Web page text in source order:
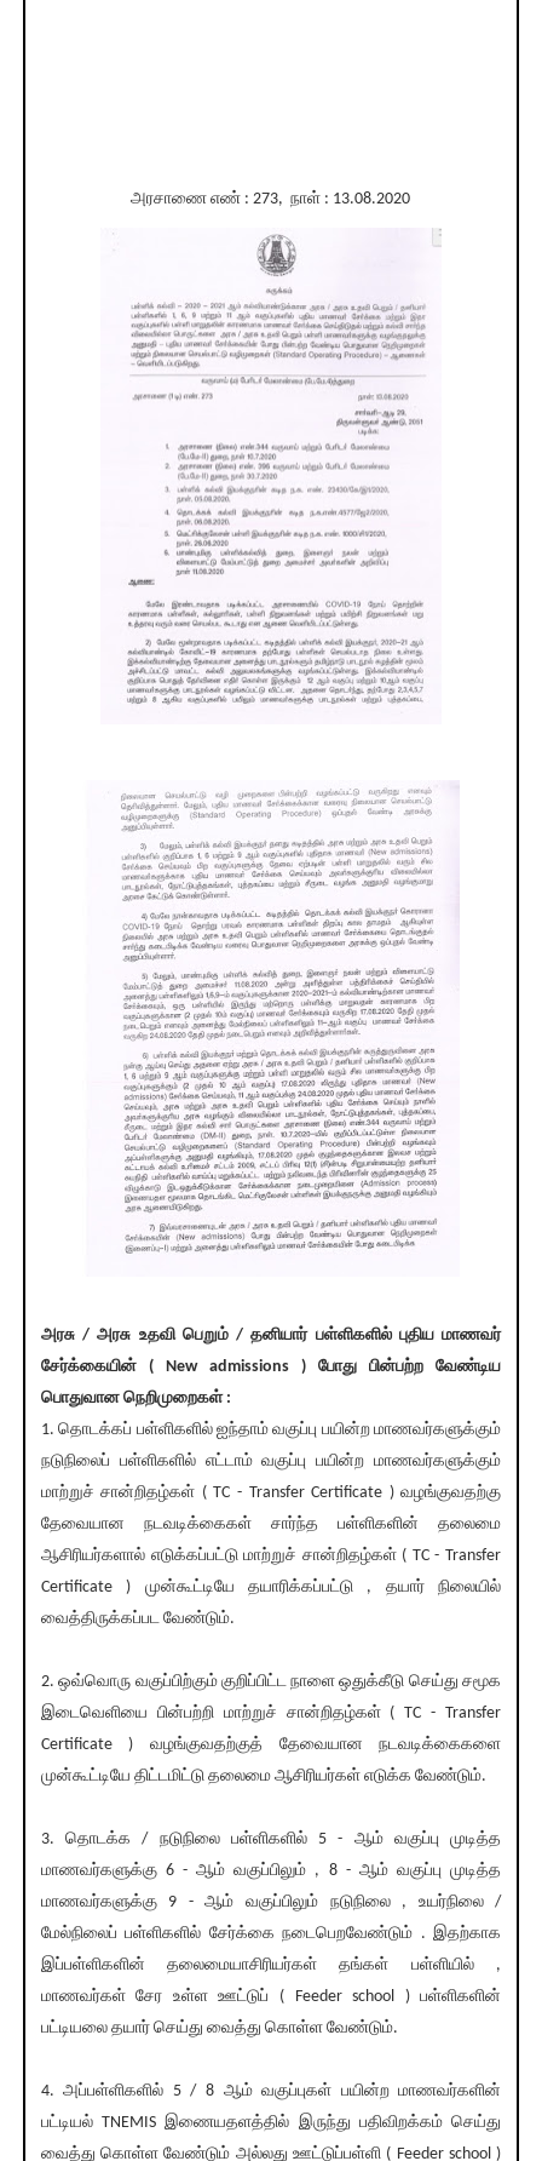
அரசாணை எண் : 273, நாள் : 13.08.2020
அரசு / அரசு உதவி பெறும் / தனியார் பள்ளிகளில் புதிய மாணவர்
சேர்க்கையின் ( New admissions ) போது பின்பற்ற வேண்டிய
பொதுவான நெறிமுறைகள் :
1. தொடக்கப் பள்ளிகளில் ஐந்தாம் வகுப்பு பயின்ற மாணவர்களுக்கும்
நடுநிலைப் பள்ளிகளில் எட்டாம் வகுப்பு பயின்ற மாணவர்களுக்கும்
மாற்றுச் சான்றிதழ்கள் ( TC - Transfer Certificate ) வழங்குவதற்கு
தேவையான நடவடிக்கைகள் சார்ந்த பள்ளிகளின் தலைமை
ஆசிரியர்களால் எடுக்கப்பட்டு மாற்றுச் சான்றிதழ்கள் ( TC - Transfer
Certificate ) முன்கூட்டியே தயாரிக்கப்பட்டு , தயார் நிலையில்
வைத்திருக்கப்பட வேண்டும்.
2. ஒவ்வொரு வகுப்பிற்கும் குறிப்பிட்ட நாளை ஒதுக்கீடு செய்து சமூக
இடைவெளியை பின்பற்றி மாற்றுச் சான்றிதழ்கள் ( TC - Transfer
Certificate ) வழங்குவதற்குத் தேவையான நடவடிக்கைகளை
முன்கூட்டியே திட்டமிட்டு தலைமை ஆசிரியர்கள் எடுக்க வேண்டும்.
3. தொடக்க / நடுநிலை பள்ளிகளில் 5 - ஆம் வகுப்பு முடித்த
மாணவர்களுக்கு 6 - ஆம் வகுப்பிலும் , 8 - ஆம் வகுப்பு முடித்த
மாணவர்களுக்கு 9 - ஆம் வகுப்பிலும் நடுநிலை , உயர்நிலை /
மேல்நிலைப் பள்ளிகளில் சேர்க்கை நடைபெறவேண்டும் . இதற்காக
இப்பள்ளிகளின் தலைமையாசிரியர்கள் தங்கள் பள்ளியில் ,
மாணவர்கள் சேர உள்ள ஊட்டுப் ( Feeder school ) பள்ளிகளின்
பட்டியலை தயார் செய்து வைத்து கொள்ள வேண்டும்.
4. அப்பள்ளிகளில் 5 / 8 ஆம் வகுப்புகள் பயின்ற மாணவர்களின்
பட்டியல் TNEMIS இணையதளத்தில் இருந்து பதிவிறக்கம் செய்து
வைத்து கொள்ள வேண்டும் அல்லது ஊட்டுப்பள்ளி ( Feeder school )